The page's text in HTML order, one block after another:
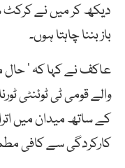
دیکھ کر میں نے کرکٹ
باز بننا چاہتا ہوں۔
عاکف نے کہا کہ ’
والے قومی ٹی ٹوئنٹی
کے ساتھ میدان میں
کارکردگی سے کافی